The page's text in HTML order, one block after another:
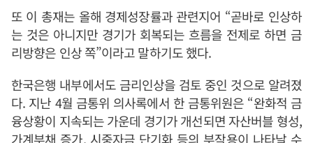
또 이 총재는 올해 경제성장률과 관련지어 “곧바로 인상하
는 것은 아니지만 경기가 회복되는 흐름을 전제로 하면 금
리방향은 인상 쪽”이라고 말하기도 했다.
한국은행 내부에서도 금리인상을 검토 중인 것으로 알려졌
다. 지난 4월 금통위 의사록에서 한 금통위원은 “완화적 금
융상황이 지속되는 가운데 경기가 개선되면 자산버블 형성,
가계부채 증가, 시중자금 단기화 등의 부작용이 나타날 수